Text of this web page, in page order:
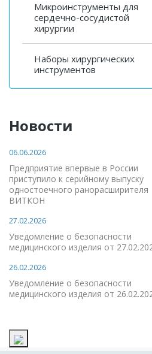
Микроинструменты для
сердечно-сосудистой
хирургии
Наборы хирургических
инструментов
Новости
06.06.2026
Предприятие впервые в России
приступило к серийному выпуску
одностоечного ранорасширителя
ВИТКОН
27.02.2026
Уведомление о безопасности
медицинского изделия от
26.02.2026
Уведомление о безопасности
медицинского изделия от